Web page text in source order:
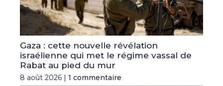
Gaza : cette nouvelle révélation
israélienne qui met le régime vassal de
Rabat au pied du mur
8 août 2026 | 1 commentaire